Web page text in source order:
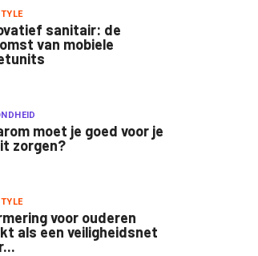
sanitair: de
van mobiele
moet je goed voor je
zorgen?
voor ouderen
als een veiligheidsnet